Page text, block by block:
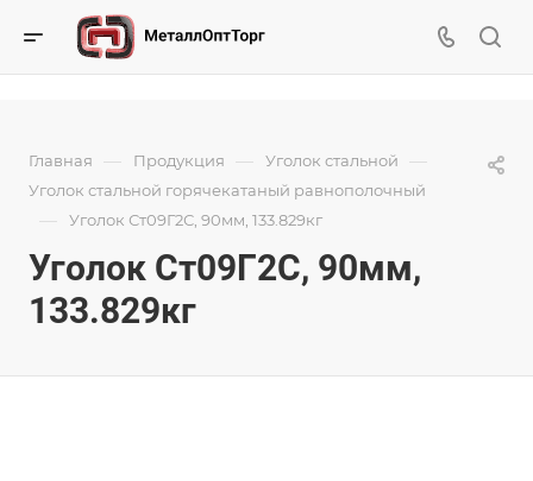
Главная — Продукция — Уголок стальной —
Уголок стальной горячекатаный равнополочный
— Уголок Ст09Г2С, 90мм, 133.829кг
Уголок Ст09Г2С, 90мм,
133.829кг